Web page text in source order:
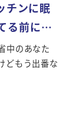
チンに眠
る前に…
中のあなた
どもう出番な